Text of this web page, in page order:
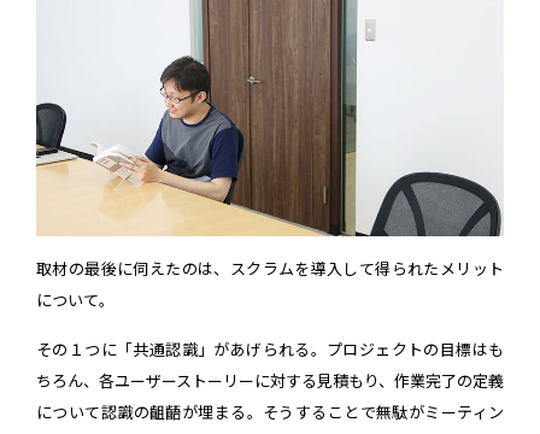
取材の最後に伺えたのは、スクラムを導入して得られたメリット
について。
その１つに「共通認識」があげられる。プロジェクトの目標はも
ちろん、各ユーザーストーリーに対する見積もり、作業完了の定義
について認識の齟齬が埋まる。そうすることで無駄がミーティン